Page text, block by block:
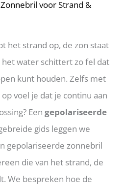
voor Strand &
het strand op, de zon staat
water schittert zo fel dat
kunt houden. Zelfs met
voel je dat je continu aan
Een gepolariseerde
gids leggen we
gepolariseerde zonnebril
die van het strand, de
We bespreken hoe de